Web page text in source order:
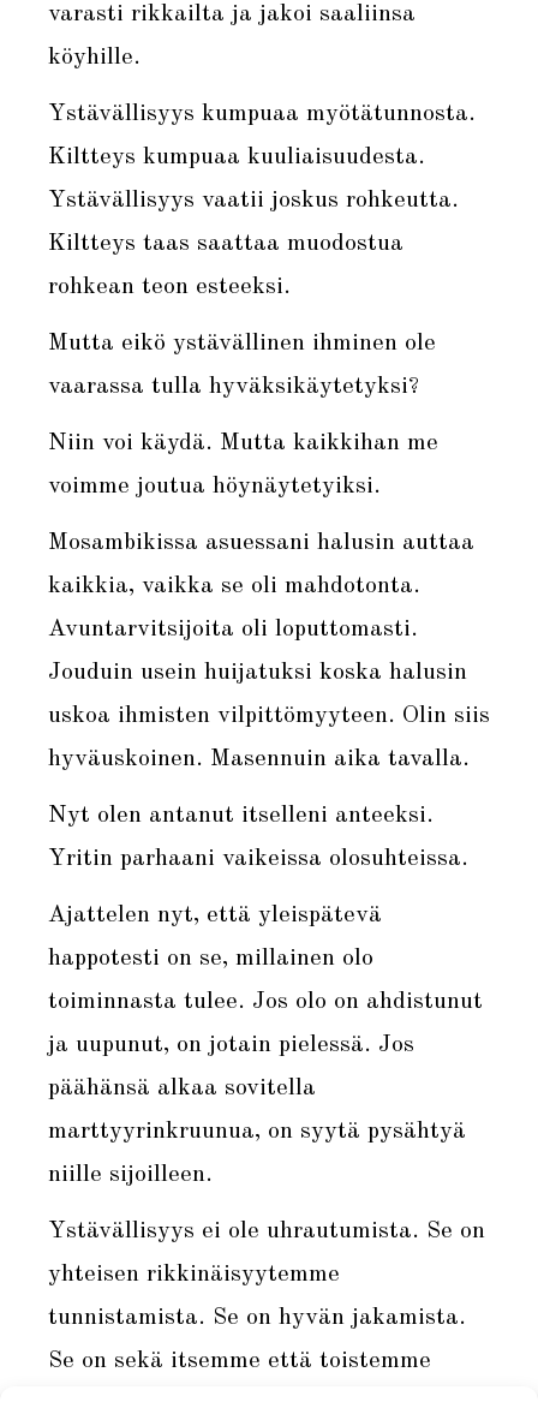
varasti rikkailta ja jakoi saaliinsa
köyhille.
Ystävällisyys kumpuaa myötätunnosta.
Kiltteys kumpuaa kuuliaisuudesta.
Ystävällisyys vaatii joskus rohkeutta.
Kiltteys taas saattaa muodostua
rohkean teon esteeksi.
Mutta eikö ystävällinen ihminen ole
vaarassa tulla hyväksikäytetyksi?
Niin voi käydä. Mutta kaikkihan me
voimme joutua höynäytetyiksi.
Mosambikissa asuessani halusin auttaa
kaikkia, vaikka se oli mahdotonta.
Avuntarvitsijoita oli loputtomasti.
Jouduin usein huijatuksi koska halusin
uskoa ihmisten vilpittömyyteen. Olin siis
hyväuskoinen. Masennuin aika tavalla.
Nyt olen antanut itselleni anteeksi.
Yritin parhaani vaikeissa olosuhteissa.
Ajattelen nyt, että yleispätevä
happotesti on se, millainen olo
toiminnasta tulee. Jos olo on ahdistunut
ja uupunut, on jotain pielessä. Jos
päähänsä alkaa sovitella
marttyyrinkruunua, on syytä pysähtyä
niille sijoilleen.
Ystävällisyys ei ole uhrautumista. Se on
yhteisen rikkinäisyytemme
tunnistamista. Se on hyvän jakamista.
Se on sekä itsemme että toistemme